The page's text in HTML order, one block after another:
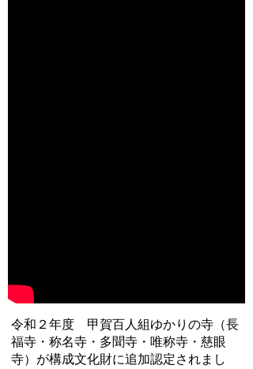
令和２年度 甲賀百人組ゆかりの寺（長
福寺・称名寺・多聞寺・唯称寺・慈眼
寺）が構成文化財に追加認定されまし